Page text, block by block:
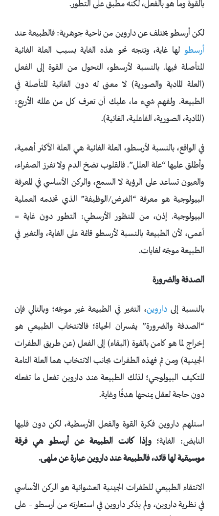
بالقوة وما هو بالفعل، لكنه مطبق على التطور.
لكن أرسطو يختلف عن داروين من ناحية جوهرية: فالطبيعة عند
أرسطولها غاية، وتتجه نحو هذه الغاية بسبب العلة الغائية
المتأصلة فيها. بالنسبة لأرسطو، التحول من القوة إلى الفعل
(العلة المادية والصورية) لا معنى له دون الغائية المتأصلة في
الطبيعة. ولفهم شيء ما، عليك أن تعرف كل من علله الأربع:
(المادية، الصورية، الفاعلية، الغائية).
في الواقع، بالنسبة لأرسطو، العلة الغائية هي العلة الأكثر أهمية،
وأطلق عليها “علة العلل”. فالقلوب تضخ الدم ولا تفرز الصفراء،
والعيون تساعد على الرؤية لا السمع، والركن الأساسي في المعرفة
البيولوجية هو معرفة “الغرض/الوظيفة” الذي تخدمه العملية
البيولوجية. إذن، من المنظور الأرسطي: التطور دون غاية =
أعمى، لأن الطبيعة بالنسبة لأرسطو قائمة على الغاية، والتغير في
الطبيعة موجّه لغايات.
الصدفة والضرورة
بالنسبة إلى داروين، التغير في الطبيعة غير موجّه؛ وبالتالي فإن
“الصدفة والضرورة” يفسران الحياة؛ فالانتخاب الطبيعي هو
إخراج لما هو كامن بالقوة (البقاء) إلى الفعل (عن طريق الطفرات
الجينية) ومن ثم فهذه الطفرات بجانب الانتخاب هما العلة التامة
للتكيف البيولوجي؛ لذلك الطبيعة عند داروين تفعل ما تفعله
دون حاجة لعقل يمنحها هدفًا وغاية.
استلهم داروين فكرة القوة والفعل الأرسطية، لكن دون قلبها
النابض: الغاية؛ وإذا كانت الطبيعة عن أرسطو هي فرقة
موسيقية لها قائد، فالطبيعة عند داروين عبارة عن ملهى.
الانتقاء الطبيعي للطفرات الجينية العشوائية هو الركن الأساسي
في نظرية داروين، ولم يذكر داروين في استعارته من أرسطو – على